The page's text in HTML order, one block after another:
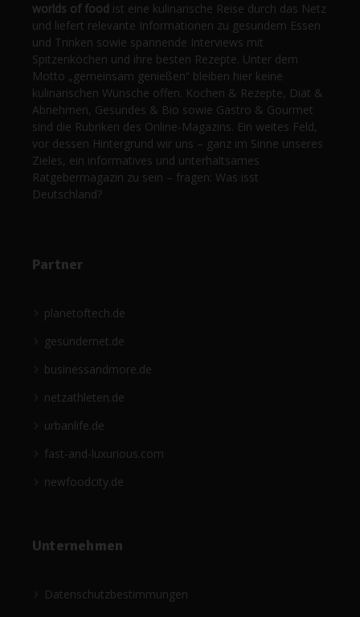
worlds of food ist eine kulinarische Reise durch das Netz
und liefert relevante Informationen zu gesundem Essen
und Trinken sowie spannende Interviews mit
Spitzenköchen und ihre besten Rezepte. Unter dem
Motto „gemeinsam genießen“ bleiben hier keine
kulinarischen Wünsche offen. Kochen & Rezepte, Diät &
Abnehmen, Gesundes & Bio sowie Gastro & Gourmet
sind die Rubriken des Online-Magazins. Ein weites Feld,
vor dessen Hintergrund wir uns – ganz im Sinne unseres
Zieles, ein informatives und unterhaltsames
Ratgebermagazin zu sein – fragen: Was isst
Deutschland?
Partner
planetoftech.de
gesündernet.de
businessandmore.de
netzathleten.de
urbanlife.de
fast-and-luxurious.com
newfoodcity.de
Unternehmen
Datenschutzbestimmungen